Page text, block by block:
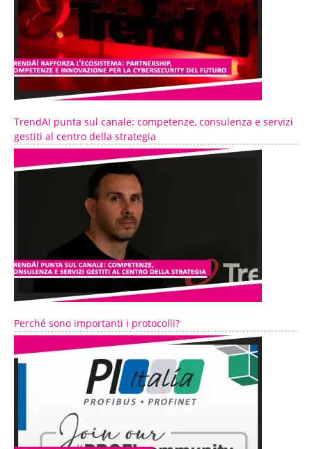
TrendAI punta sul canale: competenze, consulenza e servizi
gestiti al centro della strategia
Perché sono importanti i protocolli?